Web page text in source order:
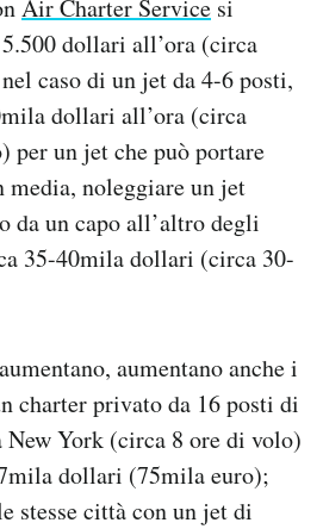
Air Charter Service si
dollari all’ora (circa
caso di un jet da 4-6 posti,
dollari all’ora (circa
per un jet che può portare
media, noleggiare un jet
da un capo all’altro degli
35-40mila dollari (circa 30-
aumentano anche i
charter privato da 16 posti di
New York (circa 8 ore di volo)
dollari (75mila euro);
stesse città con un jet di